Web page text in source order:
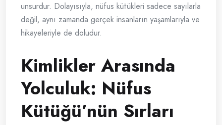
unsurdur. Dolayısıyla, nüfus kütükleri sadece sayılarla
değil, aynı zamanda gerçek insanların yaşamlarıyla ve
hikayeleriyle de doludur.
Kimlikler Arasında
Yolculuk: Nüfus
Kütüğü’nün Sırları